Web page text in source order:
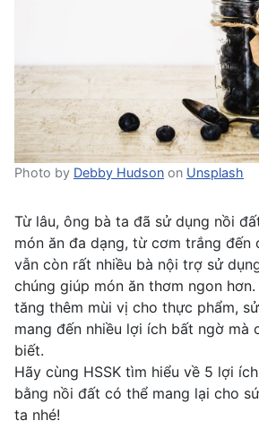
Photo by Debby Hudson on Unsplash
Từ lâu, ông bà ta đã sử dụng nồi
món ăn đa dạng, từ cơm trắng đến
vẫn còn rất nhiều bà nội trợ sử
chúng giúp món ăn thơm ngon hơn.
tăng thêm mùi vị cho thực phẩm,
mang đến nhiều lợi ích bất ngờ mà
biết.
Hãy cùng HSSK tìm hiểu về 5 lợi
bằng nồi đất có thể mang lại cho
ta nhé!